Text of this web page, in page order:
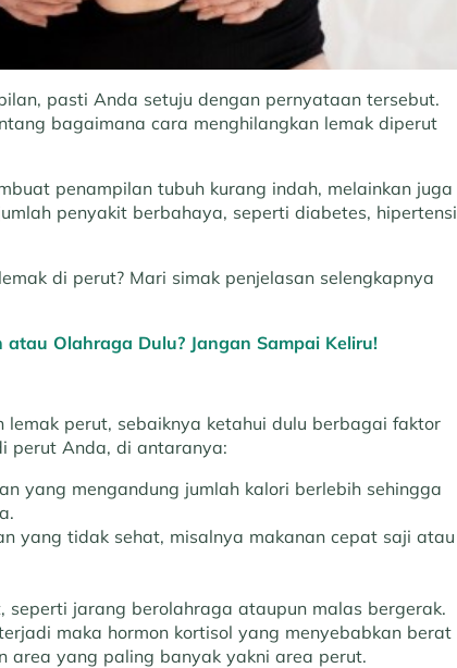
pasti Anda setuju dengan pernyataan tersebut.
bagaimana cara menghilangkan lemak diperut
penampilan tubuh kurang indah, melainkan juga
penyakit berbahaya, seperti diabetes, hipertensi
di perut? Mari simak penjelasan selengkapnya
atau Olahraga Dulu? Jangan Sampai Keliru!
lemak perut, sebaiknya ketahui dulu berbagai faktor
perut Anda, di antaranya:
yang mengandung jumlah kalori berlebih sehingga
yang tidak sehat, misalnya makanan cepat saji atau
seperti jarang berolahraga ataupun malas bergerak.
maka hormon kortisol yang menyebabkan berat
area yang paling banyak yakni area perut.